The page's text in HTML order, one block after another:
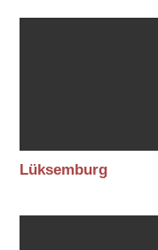
Lüksemburg